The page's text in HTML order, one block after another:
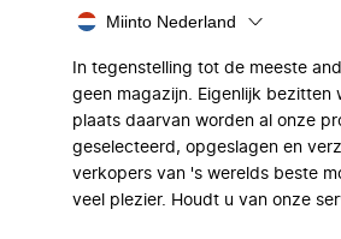
Miinto Nederland
In tegenstelling tot de meeste
geen magazijn. Eigenlijk bezitten
plaats daarvan worden al onze
geselecteerd, opgeslagen en
verkopers van 's werelds beste
veel plezier. Houdt u van onze